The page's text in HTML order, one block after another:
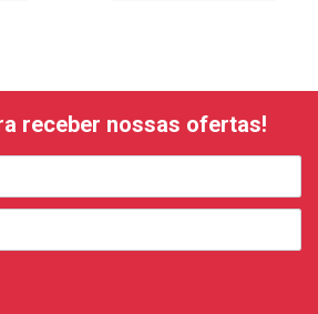
receber nossas ofertas!